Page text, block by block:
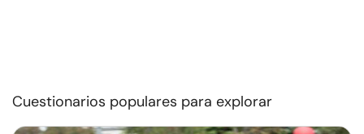
Cuestionarios populares para explorar